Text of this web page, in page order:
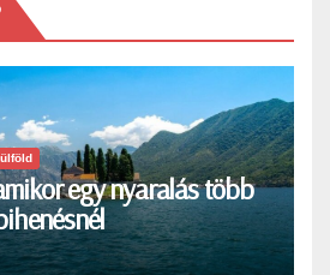
egy nyaralás több